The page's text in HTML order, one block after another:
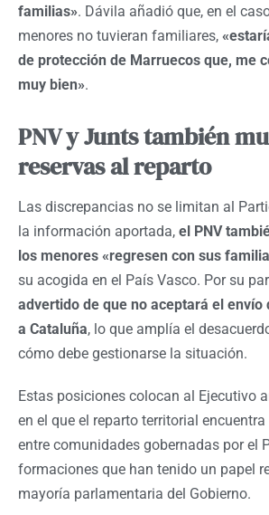
familias». Dávila añadió que, en el
menores no tuvieran familiares,
de protección de Marruecos que, me
muy bien».
PNV y Junts también
reservas al reparto
Las discrepancias no se limitan al
la información aportada, el PNV
los menores «regresen con sus
su acogida en el País Vasco. Por su
advertido de que no aceptará el envío
a Cataluña, lo que amplía el
cómo debe gestionarse la situación.
Estas posiciones colocan al Ejecutivo
en el que el reparto territorial
entre comunidades gobernadas por el
formaciones que han tenido un papel
mayoría parlamentaria del Gobierno.